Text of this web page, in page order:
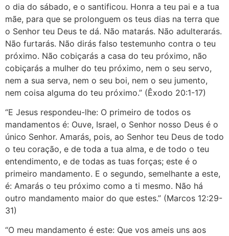
o dia do sábado, e o santificou. Honra a teu pai e a tua
mãe, para que se prolonguem os teus dias na terra que
o Senhor teu Deus te dá. Não matarás. Não adulterarás.
Não furtarás. Não dirás falso testemunho contra o teu
próximo. Não cobiçarás a casa do teu próximo, não
cobiçarás a mulher do teu próximo, nem o seu servo,
nem a sua serva, nem o seu boi, nem o seu jumento,
nem coisa alguma do teu próximo.” (Êxodo 20:1-17)
“E Jesus respondeu-lhe: O primeiro de todos os
mandamentos é: Ouve, Israel, o Senhor nosso Deus é o
único Senhor. Amarás, pois, ao Senhor teu Deus de todo
o teu coração, e de toda a tua alma, e de todo o teu
entendimento, e de todas as tuas forças; este é o
primeiro mandamento. E o segundo, semelhante a este,
é: Amarás o teu próximo como a ti mesmo. Não há
outro mandamento maior do que estes.” (Marcos 12:29-
31)
“O meu mandamento é este: Que vos ameis uns aos